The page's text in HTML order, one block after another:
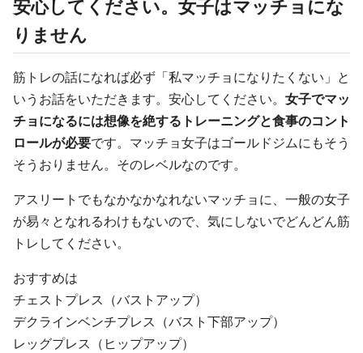
安心してください。女子はマッチョにな
りません
筋トレの話になれば必ず「私マッチョになりたくない」と
いうお話をいただきます。安心してください。 女子でマッ
チョになるには想像を絶するトレーニングと食事のコント
ロールが必要です。マッチョ女子はゴールドジムにもそう
そうおりません。そのレベルなのです。
アスリートでもなかなかなれないマッチョに、一般の女子
が易々となれるわけもないので、気にしないでどんどん筋
トレしてください。
おすすめは
チェストプレス（バストアップ）
デクラインベンチプレス（バスト下部アップ）
レッグプレス（ヒップアップ）